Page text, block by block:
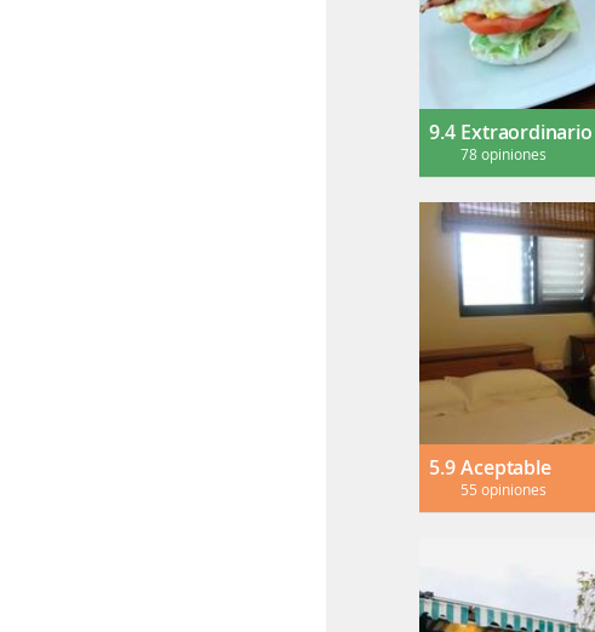
9.4 Extraordinario
78 opiniones
5.9 Aceptable
55 opiniones